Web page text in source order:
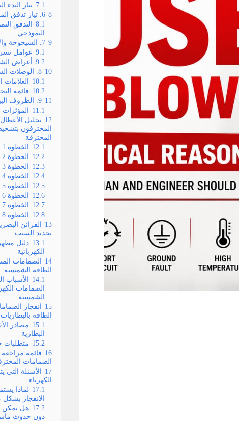
7.1 تيار البدء
8 6. تيار تدفق المحول
8.1 التدفق
النموذجي
9 7. الشيخوخة والإجهاد الحراري
9.1 عوامل
9.2 أعراض
10 8. الوصلات السائبة
10.1 العلامات
10.2 قائمة
11 9. الظروف البيئية
11.1 المؤثرات
12 تحليل
المحترفون
المحترقة
12.1 الخطوة 1
12.2 الخطوة 2
12.3 الخطوة 3
12.4 الخطوة 4
12.5 الخطوة 5
12.6 الخطوة 6
12.7 الخطوة 7
12.8 الخطوة 8
13 القرائن
تحديد السبب
13.1 دليل
الكهربائية
14 الصمامات
الطاقة الشمسية
14.1 الأسباب
الصمامات
الشمسية
15 انفجار
الطاقة بالبطاريات
15.1 مصادر
البطارية
15.2 متطلبات
16 قائمة
الصمامات
17 الأسئلة التي
الكهرباء
17.1 لماذا
الانفجار بشكل
17.2 هل يمكن
دون حدوث